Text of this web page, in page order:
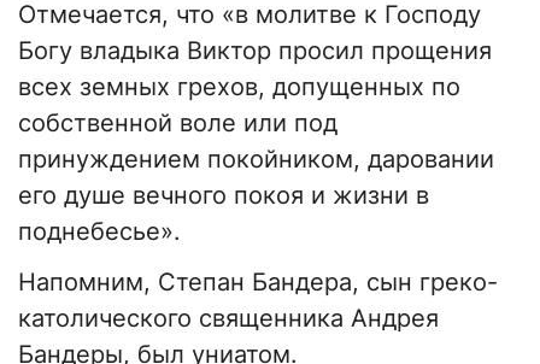
Отмечается, что «в молитве к Господу
Богу владыка Виктор просил прощения
всех земных грехов, допущенных по
собственной воле или под
принуждением покойником, даровании
его душе вечного покоя и жизни в
поднебесье».
Напомним, Степан Бандера, сын греко-
католического священника Андрея
Бандеры, был униатом.